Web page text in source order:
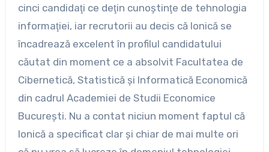
cinci candidaţi ce deţin cunoştinţe de tehnologia
informaţiei, iar recrutorii au decis că Ionică se
încadrează excelent în profilul candidatului
căutat din moment ce a absolvit Facultatea de
Cibernetică, Statistică şi Informatică Economică
din cadrul Academiei de Studii Economice
Bucureşti. Nu a contat niciun moment faptul că
Ionică a specificat clar şi chiar de mai multe ori